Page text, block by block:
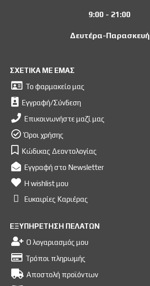
9:00 - 21:00
Δευτέρα-Παρασκευή
ΣΧΕΤΙΚΑ ΜΕ ΕΜΑΣ
Το φαρμακείο μας
Εγγραφή/Σύνδεση
Επικοινωνήστε μαζί μας
Όροι χρήσης
Κώδικας Δεοντολογίας
Εγγραφή στο Newsletter
Η wishlist μου
Ευκαιρίες Kαριέρας
ΕΞΥΠΗΡΕΤΗΣΗ ΠΕΛΑΤΩΝ
Ο λογαριασμός μου
Τρόποι πληρωμής
Αποστολή προϊόντων